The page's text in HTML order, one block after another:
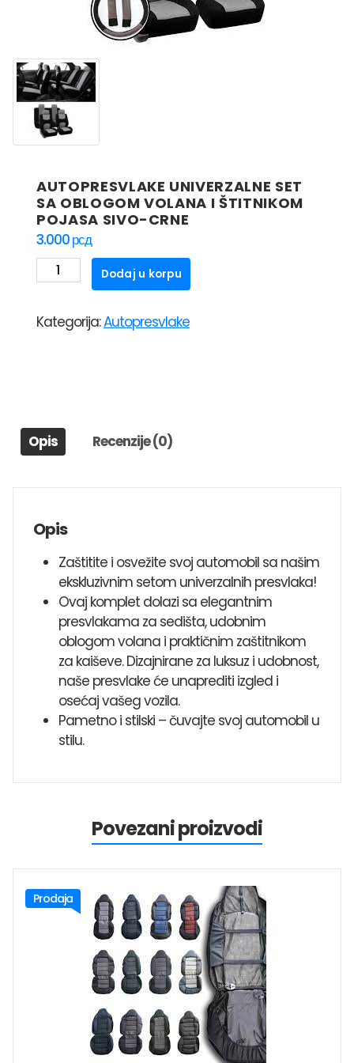
AUTOPRESVLAKE UNIVERZALNE SET
SA OBLOGOM VOLANA I ŠTITNIKOM
POJASA SIVO-CRNE
3.000рсд
AUTOPRESVLAKE
UNIVERZALNE
SA
POJASA
SIVO-
Dodaj u korpu
Kategorija:Autopresvlake
Opis Recenzije (0)
Opis
Zaštitite i osvežite svoj automobil sa našim
ekskluzivnim setom univerzalnih presvlaka!
Ovaj komplet dolazi sa elegantnim
presvlakama za sedišta, udobnim
oblogom volana i praktičnim zaštitnikom
za kaiševe. Dizajnirane za luksuz i udobnost,
naše presvlake će unaprediti izgled i
osećaj vašeg vozila.
Pametno i stilski – čuvajte svoj automobil u
stilu.
Povezani proizvodi
Prodaja